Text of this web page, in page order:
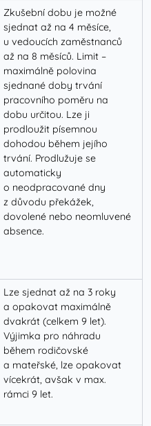
Zkušební dobu je možné
sjednat až na 4 měsíce,
u vedoucích zaměstnanců
až na 8 měsíců. Limit –
maximálně polovina
sjednané doby trvání
pracovního poměru na
dobu určitou. Lze ji
prodloužit písemnou
dohodou během jejího
trvání. Prodlužuje se
automaticky
o neodpracované dny
z důvodu překážek,
dovolené nebo neomluvené
absence.
Lze sjednat až na 3 roky
a opakovat maximálně
dvakrát (celkem 9 let).
Výjimka pro náhradu
během rodičovské
a mateřské, lze opakovat
vícekrát, avšak v max.
rámci 9 let.